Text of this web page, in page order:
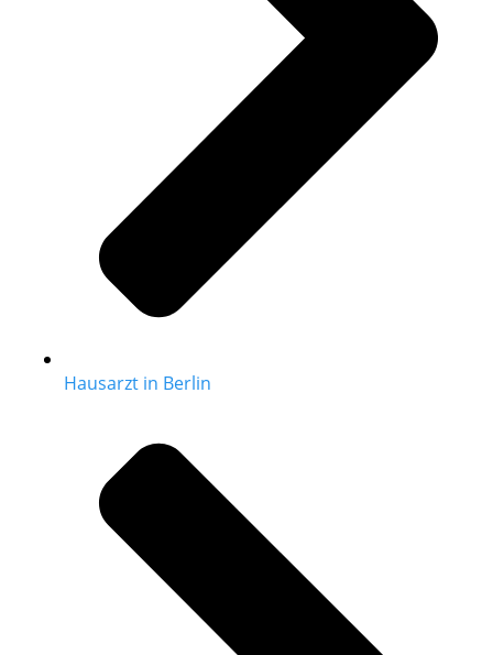
Hausarzt in Berlin